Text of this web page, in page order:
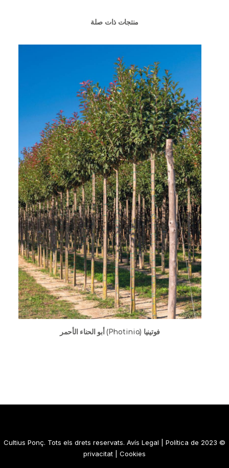
منتجات ذات صلة
فوتينيا (Photinia) أبو الحناء الأحمر
© 2023 Cultius Ponç. Tots els drets reservats.
Avís Legal
Política de
privacitat
Cookies